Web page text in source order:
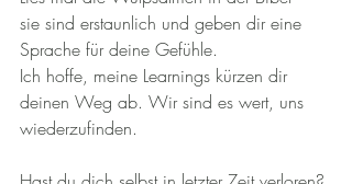
sie sind erstaunlich und geben dir eine
Sprache für deine Gefühle.
Ich hoffe, meine Learnings kürzen dir
deinen Weg ab. Wir sind es wert, uns
wiederzufinden.